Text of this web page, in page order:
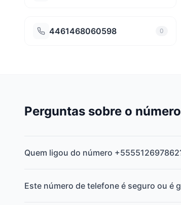
4461468060598 0
Perguntas sobre o
Quem ligou do número
Este número de telefone é seguro ou é